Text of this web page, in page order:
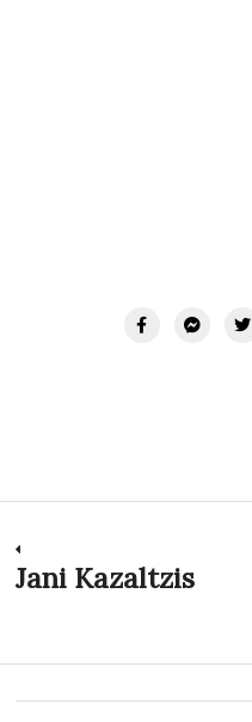
Navegación
entradas
Previous
Jani Kazaltzis